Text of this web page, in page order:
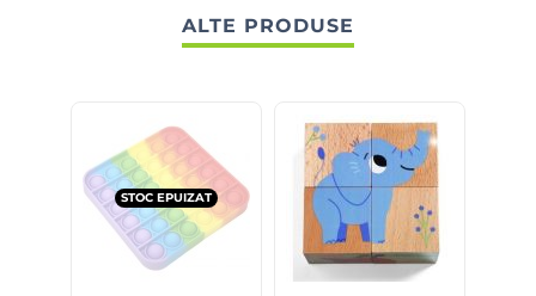
ALTE PRODUSE
STOC EPUIZAT